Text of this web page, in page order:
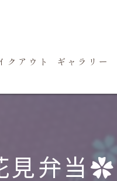
クアウト ギャラリー
見弁当✿